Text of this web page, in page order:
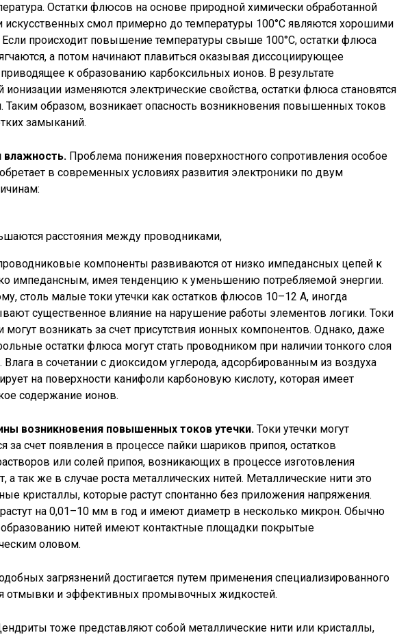
Остатки флюсов на основе природной химически обработанной
искусственных смол примерно до температуры 100°С являются хорошими
Если происходит повышение температуры свыше 100°С, остатки флюса
а потом начинают плавиться оказывая диссоциирующее
к образованию карбоксильных ионов. В результате
изменяются электрические свойства, остатки флюса становятся
Таким образом, возникает опасность возникновения повышенных токов
замыканий.
влажность. Проблема понижения поверхностного сопротивления особое
в современных условиях развития электроники по двум
расстояния между проводниками,
компоненты развиваются от низко импедансных цепей к
импедансным, имея тенденцию к уменьшению потребляемой энергии.
столь малые токи утечки как остатков флюсов 10–12 А, иногда
существенное влияние на нарушение работы элементов логики. Токи
могут возникать за счет присутствия ионных компонентов. Однако, даже
остатки флюса могут стать проводником при наличии тонкого слоя
Влага в сочетании с диоксидом углерода, адсорбированным из воздуха
на поверхности канифоли карбоновую кислоту, которая имеет
содержание ионов.
возникновения повышенных токов утечки. Токи утечки могут
за счет появления в процессе пайки шариков припоя, остатков
или солей припоя, возникающих в процессе изготовления
а так же в случае роста металлических нитей. Металлические нити это
кристаллы, которые растут спонтанно без приложения напряжения.
на 0,01–10 мм в год и имеют диаметр в несколько микрон. Обычно
нитей имеют контактные площадки покрытые
оловом.
загрязнений достигается путем применения специализированного
отмывки и эффективных промывочных жидкостей.
тоже представляют собой металлические нити или кристаллы,